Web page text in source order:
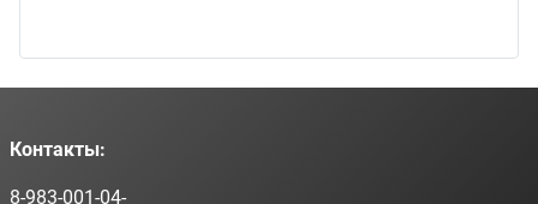
Контакты:
8-983-001-04-